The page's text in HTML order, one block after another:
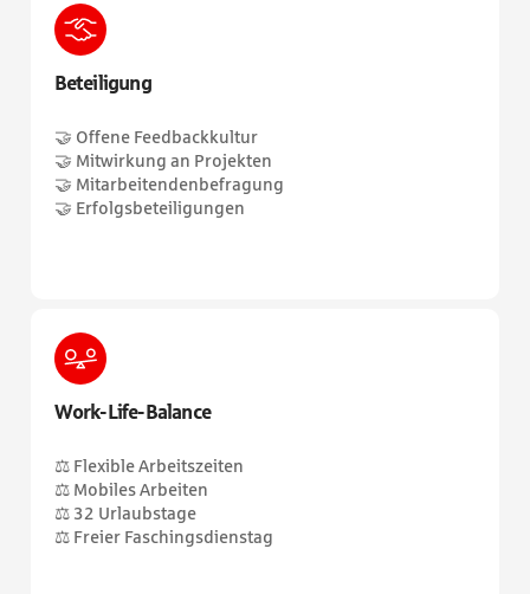
Beteiligung
🤝 Offene Feedbackkultur
🤝 Mitwirkung an Projekten
🤝 Mitarbeitendenbefragung
🤝 Erfolgsbeteiligungen
Work-Life-Balance
⚖️ Flexible Arbeitszeiten
⚖️ Mobiles Arbeiten
⚖️ 32 Urlaubstage
⚖️ Freier Faschingsdienstag